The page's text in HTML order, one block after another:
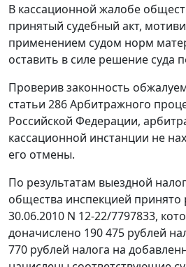
В кассационной жалобе
принятый судебный акт,
применением судом норм
оставить в силе решение суда
Проверив законность
статьи 286 Арбитражного
Российской Федерации,
кассационной инстанции не
его отмены.
По результатам выездной
общества инспекцией
30.06.2010 N 12-22/7797833,
доначислено 190 475 рублей
770 рублей налога на